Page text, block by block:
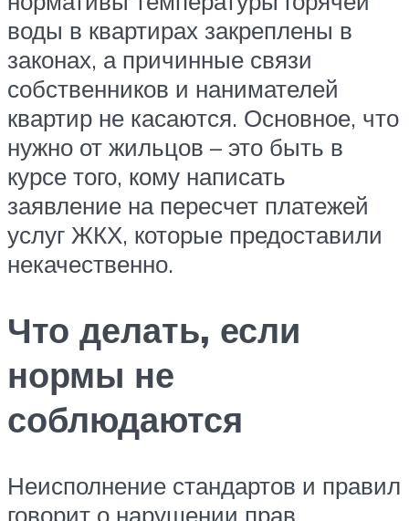
воды в квартирах закреплены в
законах, а причинные связи
собственников и нанимателей
квартир не касаются. Основное, что
нужно от жильцов – это быть в
курсе того, кому написать
заявление на пересчет платежей
услуг ЖКХ, которые предоставили
некачественно.
Что делать, если
нормы не
соблюдаются
Неисполнение стандартов и правил
говорит о нарушении прав